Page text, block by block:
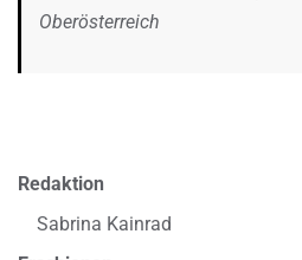
Oberösterreich
Redaktion
Sabrina Kainrad